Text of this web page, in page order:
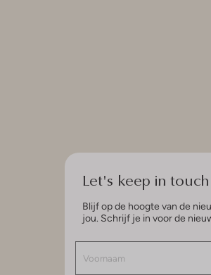
Let's keep in
Blijf op de hoogte van de
jou. Schrijf je in voor de